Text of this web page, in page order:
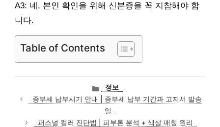
A3: 네, 본인 확인을 위해 신분증을 꼭 지참해야 합
니다.
Table of Contents
카
테
고
리
정보
종부세 납부시기 안내 | 종부세 납부 기간과 고지서 발송
일
퍼스널 컬러 진단법 | 피부톤 분석 + 색상 매칭 원리